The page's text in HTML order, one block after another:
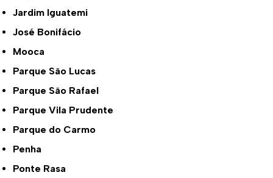
Jardim Iguatemi
José Bonifácio
Mooca
Parque São Lucas
Parque São Rafael
Parque Vila Prudente
Parque do Carmo
Penha
Ponte Rasa